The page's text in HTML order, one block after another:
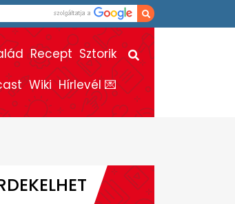
Recept Sztorik
Wiki Hírlevél 💌